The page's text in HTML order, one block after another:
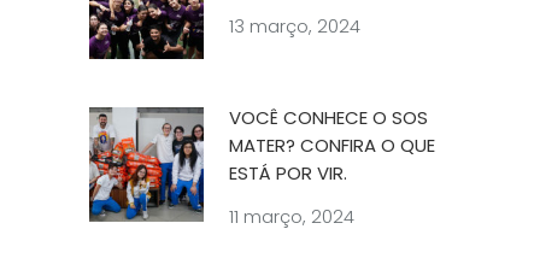
13 março, 2024
VOCÊ CONHECE O SOS
MATER? CONFIRA O QUE
ESTÁ POR VIR.
11 março, 2024